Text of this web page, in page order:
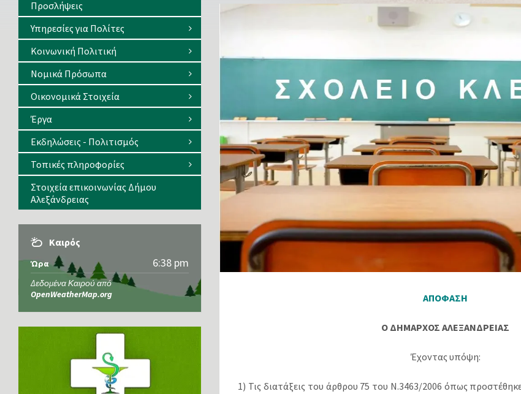
ΑΠΟΦΑΣΗ
Ο ΔΗΜΑΡΧΟΣ ΑΛΕΞΑΝΔΡΕΙΑΣ
Έχοντας υπόψη:
1) Τις διατάξεις του άρθρου 75 του Ν.3463/2006 όπως
Προσλήψεις
Υπηρεσίες για Πολίτες
Κοινωνική Πολιτική
Νομικά Πρόσωπα
Οικονομικά Στοιχεία
Έργα
Εκδηλώσεις - Πολιτισμός
Τοπικές πληροφορίες
Στοιχεία επικοινωνίας Δήμου
Αλεξάνδρειας
Καιρός
Ώρα 6:38 pm
Δεδομένα Καιρού από
OpenWeatherMap.org